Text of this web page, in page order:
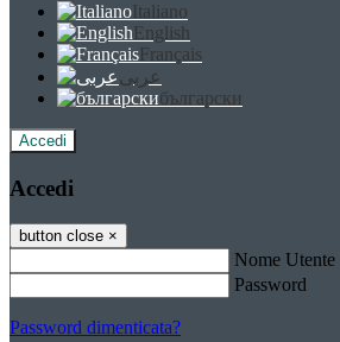
Italiano
English
Français
عربى
български
Accedi
Accedi
button close ×
Nome Utente
Password
Password dimenticata?